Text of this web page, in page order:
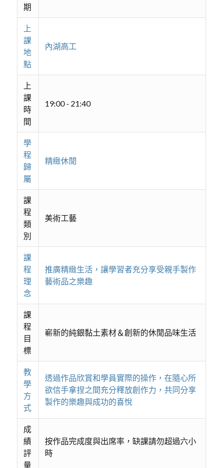
期
上
課
地
點
內湖高工
上
課
時
間
19:00 - 21:40
學
程
歸
屬
精緻休閒
課
程
類
別
美術工藝
課
程
理
念
推廣精緻生活，讓學習者充分享受親手製作
藝術品之樂趣
課
程
目
標
嶄新的純銀黏土素材＆創新的休閒品味生活
教
學
方
式
透過作品欣賞和學員實際的操作，在隨心所
欲信手拿捏之間充分釋放創作力，共同分享
製作的樂趣與成功的喜悅
成
績
評
量
按作品完成度與出席率，缺課請勿超過六小
時